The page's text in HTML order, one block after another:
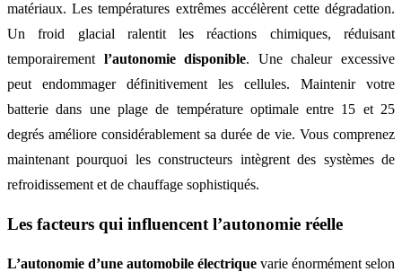
matériaux. Les températures extrêmes accélèrent cette dégradation.
Un froid glacial ralentit les réactions chimiques, réduisant
temporairement l’autonomie disponible. Une chaleur excessive
peut endommager définitivement les cellules. Maintenir votre
batterie dans une plage de température optimale entre 15 et 25
degrés améliore considérablement sa durée de vie. Vous comprenez
maintenant pourquoi les constructeurs intègrent des systèmes de
refroidissement et de chauffage sophistiqués.
Les facteurs qui influencent l’autonomie réelle
L’autonomie d’une automobile électrique varie énormément selon